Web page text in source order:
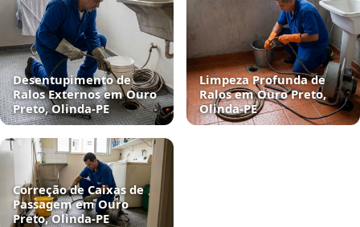
Desentupimento de
Ralos Externos em Ouro
Preto, Olinda‑PE
Limpeza Profunda de
Ralos em Ouro Preto,
Olinda‑PE
Correção de Caixas de
Passagem em Ouro
Preto, Olinda‑PE